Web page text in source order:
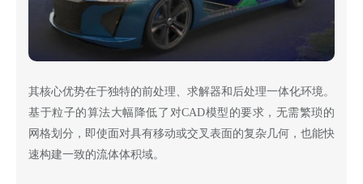
其核心优势在于独特的前处理、求解器和后处理一体化环境。
基于粒子的算法大幅降低了对CAD模型的要求，无需繁琐的
网格划分，即使面对具有移动或交叉表面的复杂几何，也能快
速构建一致的流体体积域。